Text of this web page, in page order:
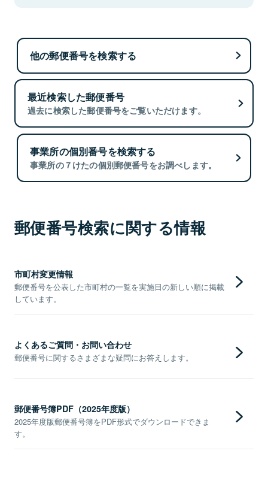
他の郵便番号を検索する
最近検索した郵便番号
過去に検索した郵便番号をご覧いただけます。
事業所の個別番号を検索する
事業所の７けたの個別郵便番号をお調べします。
郵便番号検索に関する情報
市町村変更情報
郵便番号を公表した市町村の一覧を実施日の新しい順に掲載
しています。
よくあるご質問・お問い合わせ
郵便番号に関するさまざまな疑問にお答えします。
郵便番号簿PDF（2025年度版）
2025年度版郵便番号簿をPDF形式でダウンロードできま
す。